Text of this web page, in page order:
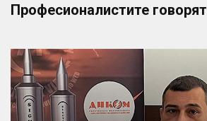
Професионалистите говорят